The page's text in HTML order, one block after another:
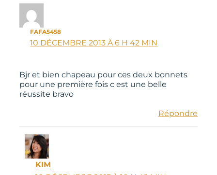
FAFA5458
10 DÉCEMBRE 2013 À 6 H 42 MIN
Bjr et bien chapeau pour ces deux bonnets
pour une première fois c est une belle
réussite bravo
Répondre
KIM